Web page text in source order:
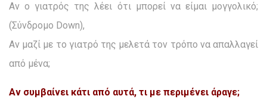
Αν ο γιατρός της λέει ότι μπορεί να είμαι μογγολικό;
(Σύνδρομο Down),
Αν μαζί με το γιατρό της μελετά τον τρόπο να απαλλαγεί
από μένα;
Αν συμβαίνει κάτι από αυτά, τι με περιμένει άραγε;